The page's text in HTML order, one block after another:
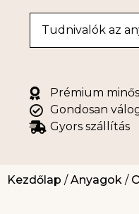
Tudnivalók az
Prémium
Gondosan
Gyors szállítás
Kezdőlap /Anyagok /